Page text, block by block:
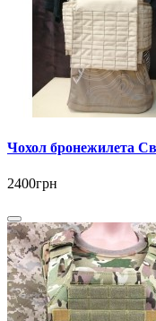
Чохол бронежилета
2400грн